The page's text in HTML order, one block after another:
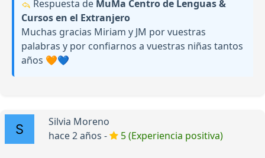
Respuesta de MuMa Centro de Lenguas &
Cursos en el Extranjero
Muchas gracias Miriam y JM por vuestras
palabras y por confiarnos a vuestras niñas tantos
años 🧡💙
Silvia Moreno
hace 2 años -
5 (Experiencia positiva)